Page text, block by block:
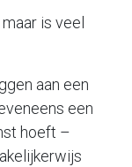
is veel
aan een
een
hoeft –